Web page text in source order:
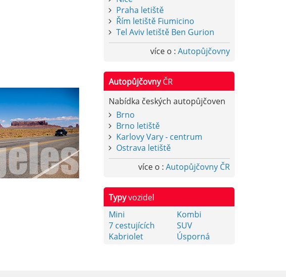
Praha letiště
Řím letiště Fiumicino
Tel Aviv letiště Ben Gurion
více o : Autopůjčovny
AutopůjčovnyČR
Nabídka českých autopůjčoven
Brno
Brno letiště
Karlovy Vary - centrum
Ostrava letiště
více o : Autopůjčovny ČR
Typyvozidel
Mini
Kombi
7 cestujících
SUV
Kabriolet
Úsporná